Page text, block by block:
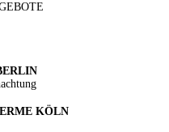
KÖLN